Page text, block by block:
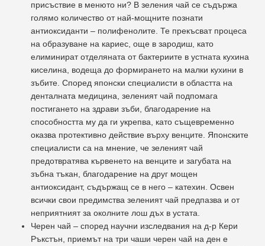
присъствие в менюто ни? В зеления чай се съдържа
голямо количество от най-мощните познати
антиоксиданти – полифенолите. Те прекъсват процеса
на образуване на кариес, още в зародиш, като
елиминират отделяната от бактериите в устната кухина
киселина, водеща до формирането на малки кухини в
зъбите. Според японски специалисти в областта на
денталната медицина, зеленият чай подпомага
постигането на здрави зъби, благодарение на
способността му да ги укрепва, като същевременно
оказва протективно действие върху венците. Японските
специалисти са на мнение, че зеленият чай
предотвратява кървенето на венците и загубата на
зъбна тъкан, благодарение на друг мощен
антиоксидант, съдържащ се в него – катехин. Освен
всички свои предимства зеленият чай предпазва и от
неприятният за околните лош дъх в устата.
Черен чай – според научни изследвания на д-р Кери
Ръкстън, приемът на три чаши черен чай на ден е